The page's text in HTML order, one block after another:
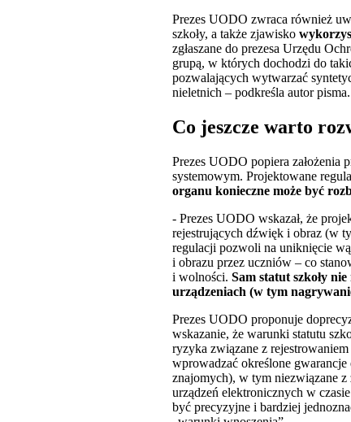
Prezes UODO zwraca również
szkoły, a także zjawisko
zgłaszane do prezesa Urzędu
grupą, w których dochodzi do
pozwalających wytwarzać
nieletnich – podkreśla autor pisma.
Co jeszcze warto
Prezes UODO popiera założenia
systemowym. Projektowane
organu konieczne może być
- Prezes UODO wskazał, że
rejestrujących dźwięk i obraz (w
regulacji pozwoli na uniknięcie
i obrazu przez uczniów – co
i wolności. Sam statut szkoły
urządzeniach (w tym
Prezes UODO proponuje
wskazanie, że warunki statutu
ryzyka związane z
wprowadzać określone
znajomych), w tym niezwiązane
urządzeń elektronicznych w
być precyzyjne i bardziej